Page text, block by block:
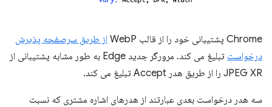
Chrome پشتیبانی خود را از قالب WebP
از طریق سرصفحه پذیرش
درخواست
تبلیغ می کند. مرورگر جدید Edge به طور مشابه پشتیبانی از
JPEG XR را از طریق هدر Accept تبلیغ می کند.
سه هدر درخواست بعدی عبارتند از هدرهای اشاره مشتری که نسبت